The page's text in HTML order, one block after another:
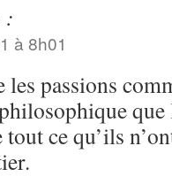
:
à 8h01
les passions
que
ce qu’ils